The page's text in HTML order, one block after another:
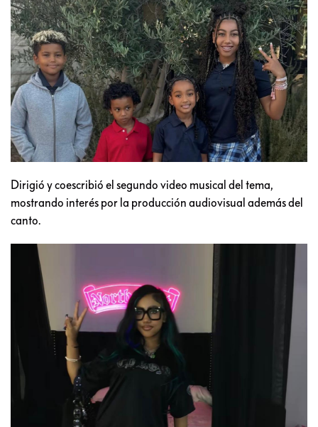
Dirigió y coescribió el segundo video musical del tema,
mostrando interés por la producción audiovisual además del
canto.